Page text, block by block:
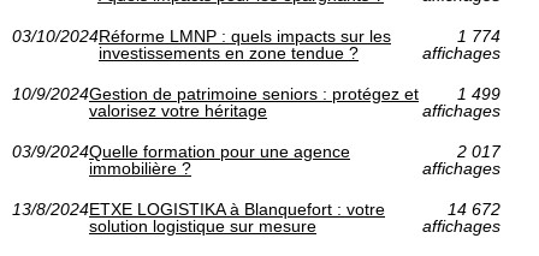
03/10/2024Réforme LMNP : quels impacts sur les
investissements en zone tendue ?
1 774
affichages
10/9/2024Gestion de patrimoine seniors : protégez et
valorisez votre héritage
1 499
affichages
03/9/2024Quelle formation pour une agence
immobilière ?
2 017
affichages
13/8/2024ETXE LOGISTIKA à Blanquefort : votre
solution logistique sur mesure
14 672
affichages